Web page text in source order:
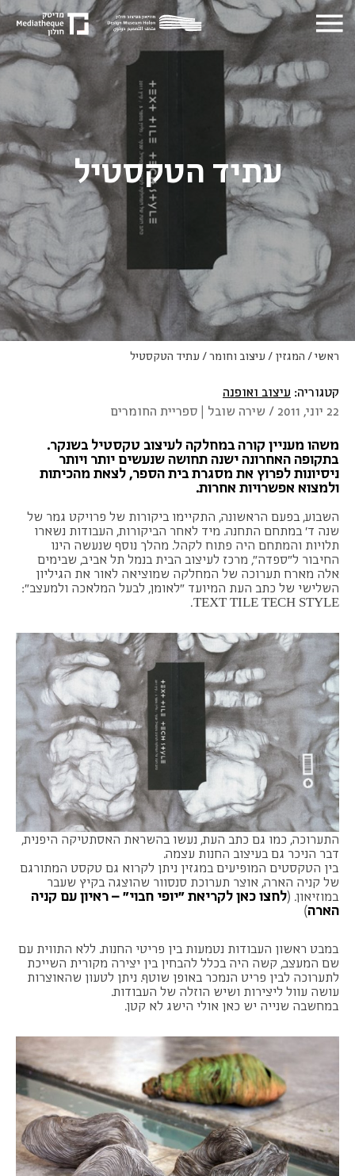
עתיד הטקסטיל
ראשי/ המגזין / עיצוב וחומר/ עתיד הטקסטיל
קטגוריה: עיצוב ואופנה
22 יוני, 2011 / שירה שובל | ספריית החומרים
משהו מעניין קורה במחלקה לעיצוב טקסטיל בשנקר.
בתקופה האחרונה ישנה תחושה שנעשים יותר ויותר
ניסיונות לפרוץ את מסגרת בית הספר, לצאת מהכיתות
ולמצוא אפשרויות אחרות.
השבוע, בפעם הראשונה, התקיימו ביקורות של פרויקט גמר של
שנה ד' במתחם התחנה. מיד לאחר הביקורות, העבודות נשארו
תלויות והמתחם היה פתוח לקהל. מהלך נוסף שנעשה הינו
החיבור ל"ספדה", מרכז לעיצוב הבית בנמל תל אביב, שבימים
אלה מארח תערוכה של המחלקה שמוציאה לאור את הגיליון
השלישי של כתב העת המיועד "לאומן, לבעל המלאכה ולמעצב":
TEXT TILE TECH STYLE.
התערוכה, כמו גם כתב העת, נעשו בהשראת האסתטיקה היפנית,
דבר הניכר גם בעיצוב החנות עצמה.
בין הטקסטים המופיעים במגזין ניתן לקרוא גם טקסט המתורגם
של קניה הארה, אוצר תערוכת סנסוור שהוצגה בקיץ שעבר
במוזיאון. (לחצו כאן לקריאת "יופי חבוי" – ראיון עם קניה
הארה)
במבט ראשון העבודות נטמעות בין פריטי החנות. ללא התווית עם
שם המעצב, קשה היה בכלל להבחין בין יצירה מקורית השייכת
לתערוכה לבין פריט הנמכר באופן שוטף. ניתן לטעון שהאוצרות
עושה עוול ליצירות ושיש הוזלה של העבודות.
במחשבה שנייה יש כאן אולי הישג לא קטן.